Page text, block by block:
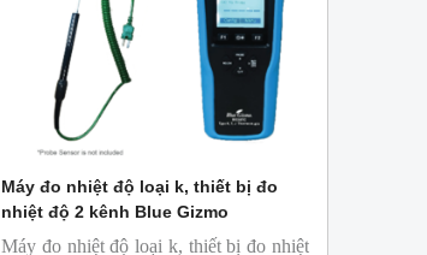
Máy đo nhiệt độ loại k, thiết bị đo
nhiệt độ 2 kênh Blue Gizmo
Máy đo nhiệt độ loại k, thiết bị đo nhiệt